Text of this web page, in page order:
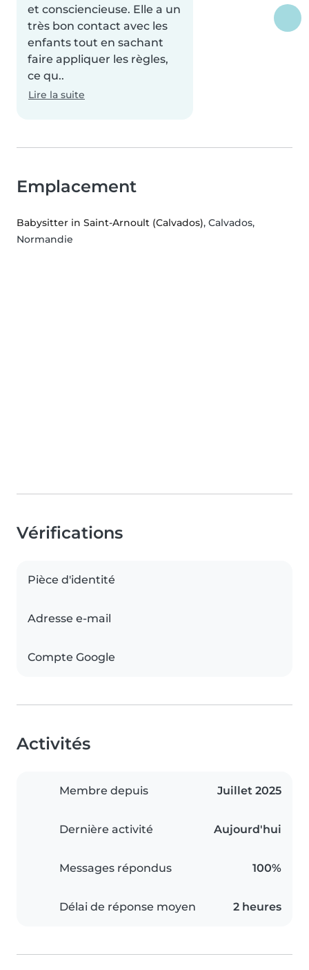
et consciencieuse. Elle a un
très bon contact avec les
enfants tout en sachant
faire appliquer les règles,
ce qu..
Lire la suite
Emplacement
Babysitter in Saint-Arnoult (Calvados), Calvados,
Normandie
Vérifications
Pièce d'identité
Adresse e-mail
Compte Google
Activités
Membre depuis Juillet 2025
Dernière activité Aujourd'hui
Messages répondus 100%
Délai de réponse moyen 2 heures